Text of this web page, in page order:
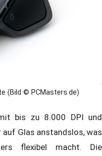
(Bild © PCMasters.de)
bis zu 8.000 DPI und
Glas anstandslos, was
flexibel macht. Die